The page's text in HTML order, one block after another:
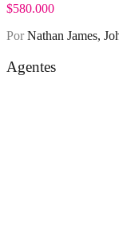
$580.000
Por Nathan James,
Agentes